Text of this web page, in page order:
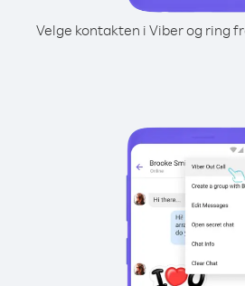
Velge kontakten i Viber og ring